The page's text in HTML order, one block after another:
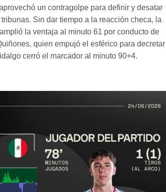
un contragolpe para definir y desatar
tribunas. Sin dar tiempo a la reacción checa, la
la ventaja al minuto 61 por conducto de
quien empujó el esférico para decretar
cerró el marcador al minuto 90+4.